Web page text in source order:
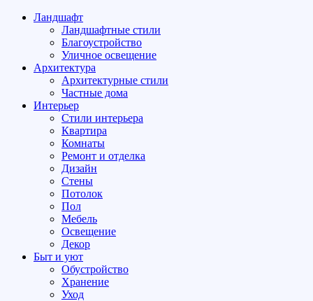
Ландшафт
Ландшафтные стили
Благоустройство
Уличное освещение
Архитектура
Архитектурные стили
Частные дома
Интерьер
Стили интерьера
Квартира
Комнаты
Ремонт и отделка
Дизайн
Стены
Потолок
Пол
Мебель
Освещение
Декор
Быт и уют
Обустройство
Хранение
Уход